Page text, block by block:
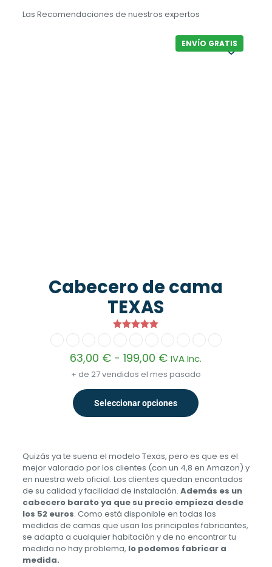
Las Recomendaciones de nuestros expertos
ENVÍO GRATIS
Cabecero de cama
TEXAS
5.00
de 5
63,00 € - 199,00 €Rango
de
precios:
desde
63,00 €
hasta
IVA Inc.
+ de 27 vendidos el mes pasado
Seleccionar opciones
Este
producto
variantes.
Las
opciones
se
pueden
elegir
en
la
página
Quizás ya te suena el modelo Texas, pero es que es el
mejor valorado por los clientes (con un 4,8 en Amazon) y
en nuestra web oficial. Los clientes quedan encantados
de su calidad y facilidad de instalación. Además es un
cabecero barato ya que su precio empieza desde
los 52 euros. Como está disponible en todas las
medidas de camas que usan los principales fabricantes,
se adapta a cualquier habitación y de no encontrar tu
medida no hay problema, lo podemos fabricar a
medida.